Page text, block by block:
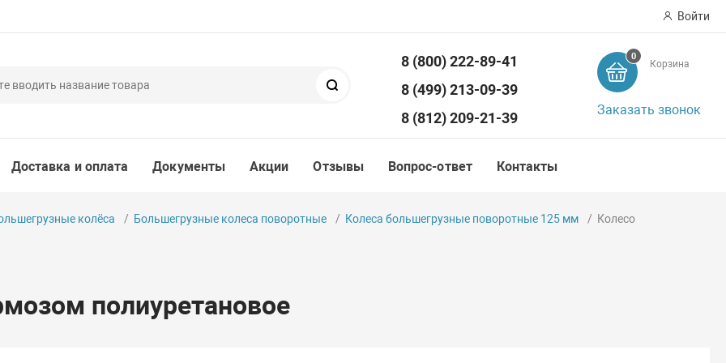
Войти
8 (800) 222-89-41
8 (499) 213-09-39
8 (812) 209-21-39
0
Корзина
Заказать звонок
Доставка и оплата Документы Акции Отзывы Вопрос-ответ Контакты
колёса Большегрузные колеса поворотные Колеса большегрузные поворотные 125 мм Колесо
полиуретановое